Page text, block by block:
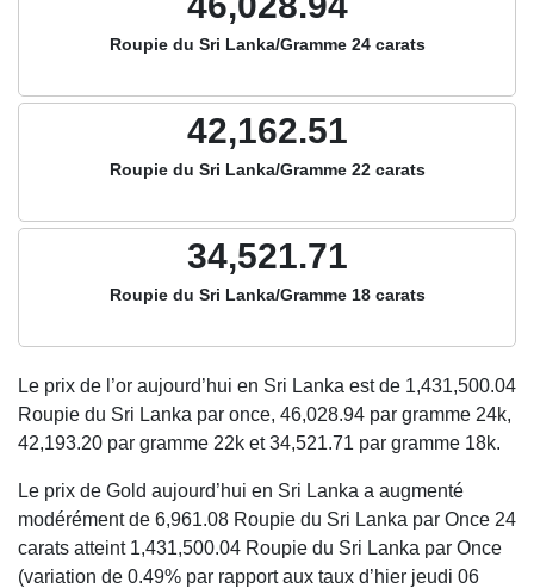
Roupie du Sri Lanka/Gramme 24 carats
42,162.51
Roupie du Sri Lanka/Gramme 22 carats
34,521.71
Roupie du Sri Lanka/Gramme 18 carats
Le prix de l’or aujourd’hui en Sri Lanka est de 1,431,500.04
Roupie du Sri Lanka par once, 46,028.94 par gramme 24k,
42,193.20 par gramme 22k et34,521.71 par gramme 18k.
Le prix de Gold aujourd’hui en Sri Lanka a augmenté
modérément de 6,961.08 Roupie du Sri Lanka par Once 24
carats atteint 1,431,500.04 Roupie du Sri Lanka par Once
(variation de 0.49% par rapport aux taux d’hier jeudi 06